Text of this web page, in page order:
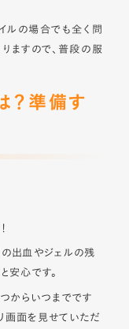
ルの場合でも全く問
ますので、普段の服
？準備す
出血やジェルの残
安心です。
からいつまでです
画面を見せていただ